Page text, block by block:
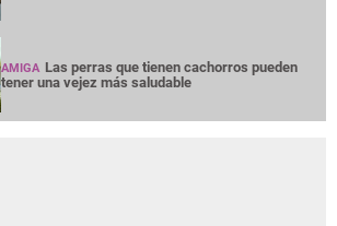
AMIGA Las perras que tienen cachorros pueden
tener una vejez más saludable